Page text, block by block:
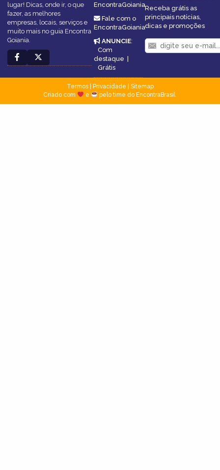
lugar! Dicas, onde ir, o que
fazer, as melhores
empresas, locais, serviços e
muito mais no guia Encontra
Goiania.
EncontraGoiania
Fale com o
EncontraGoiania
ANUNCIE:
Com
destaque |
Grátis
Receba grátis as
principais notícias,
dicas e promoções
Termos| Privacidade
Sitemap
Criado com
e pelo time do EncontraBrasil